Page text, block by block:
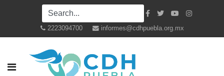
2223094700 informes@cdhpuebla.org.mx